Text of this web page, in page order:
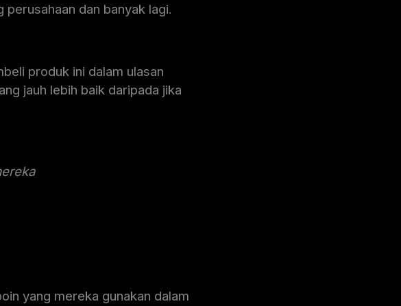
dan banyak lagi.
produk ini dalam ulasan
jauh lebih baik daripada jika
yang mereka gunakan dalam